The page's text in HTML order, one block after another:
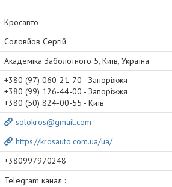
Кросавто
Соловйов Сергій
Академіка Заболотного 5, Київ, Україна
+380 (97) 060-21-70
Запоріжжя
+380 (99) 126-44-00
Запоріжжя
+380 (50) 824-00-55
Київ
solokros@gmail.com
https://krosauto.com.ua/ua/
+380997970248
Telegram канал